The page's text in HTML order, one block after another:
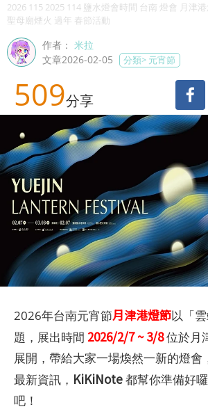
2026 115 2025 114 鹽水燈會時間 台南 燈會 月津
聖母廟煙火 過年 春節活動
作者：米拉
文章2026-02-05
分類> 元宵節
509分享
2026年台南元宵節月津港燈節以「
題，展出時間 2026/2/7 ~ 3/8位於月
展開，帶給大家一場煥然一新的燈會
最新資訊， KiKiNote都幫你準備好
吧！